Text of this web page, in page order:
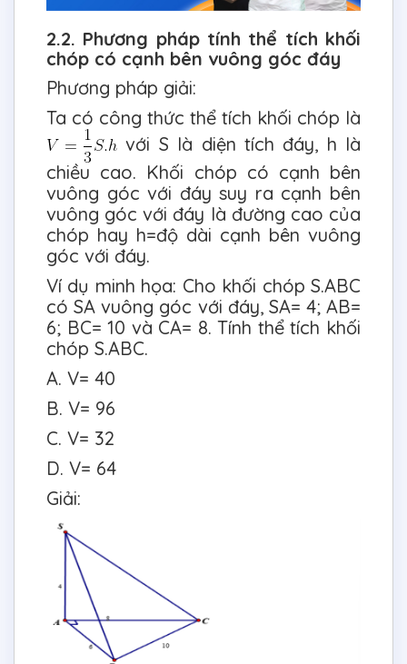
2.2. Phương pháp tính thể tích khối
chóp có cạnh bên vuông góc đáy
Phương pháp giải:
Ta có công thức thể tích khối chóp là
với S là diện tích đáy, h là
chiều cao. Khối chóp có cạnh bên
vuông góc với đáy suy ra cạnh bên
vuông góc với đáy là đường cao của
chóp hay h=độ dài cạnh bên vuông
góc với đáy.
Ví dụ minh họa: Cho khối chóp S.ABC
có SA vuông góc với đáy, SA= 4; AB=
6; BC= 10 và CA= 8. Tính thể tích khối
chóp S.ABC.
A. V= 40
B. V= 96
C. V= 32
D. V= 64
Giải: